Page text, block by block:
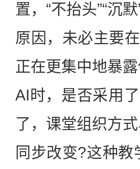
置，“不抬头”“沉
原因，未必主要
正在更集中地暴
AI时，是否采用
了，课堂组织方
同步改变?这种